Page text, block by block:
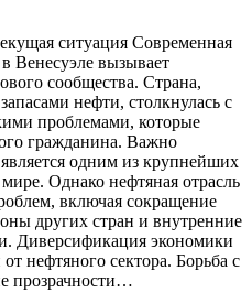
ситуация Современная
Венесуэле вызывает
сообщества. Страна,
нефти, столкнулась с
проблемами, которые
гражданина. Важно
одним из крупнейших
Однако нефтяная отрасль
включая сокращение
других стран и внутренние
Диверсификация экономики
нефтяного сектора. Борьба с
прозрачности…